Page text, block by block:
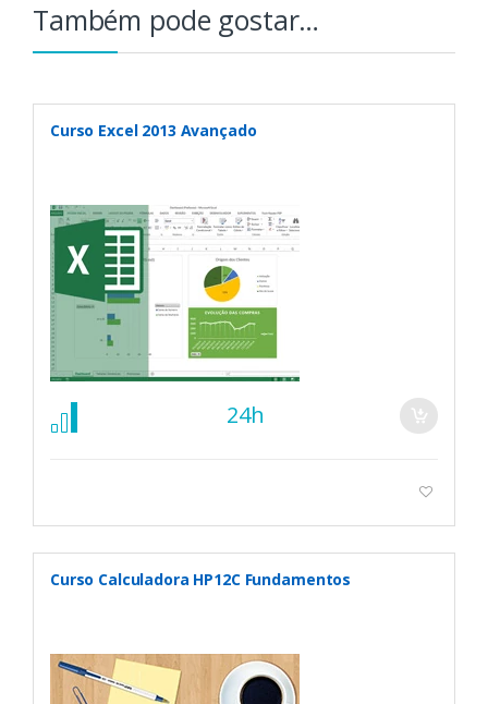
Também pode gostar…
Curso Excel 2013 Avançado
24h
Curso Calculadora HP12C Fundamentos